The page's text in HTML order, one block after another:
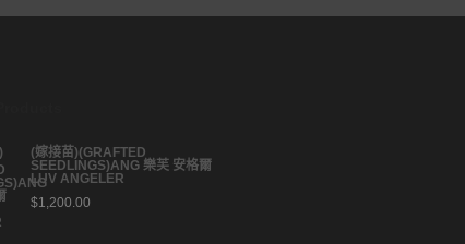
(嫁接苗)(GRAFTED
SEEDLINGS)ANG 樂芙 安格爾
LUV ANGELER
$1,200.00